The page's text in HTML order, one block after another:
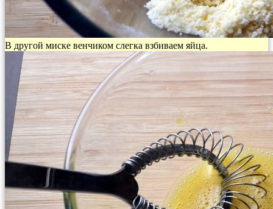
В другой миске венчиком слегка взбиваем яйца.